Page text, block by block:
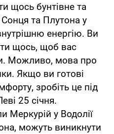
щось бунтівне та
та Плутона у
енергію. Ви
щось, щоб вас
Можливо, мова про
Якщо ви готові
зробіть це під
25 січня.
Меркурій у Водолії
можуть виникнути